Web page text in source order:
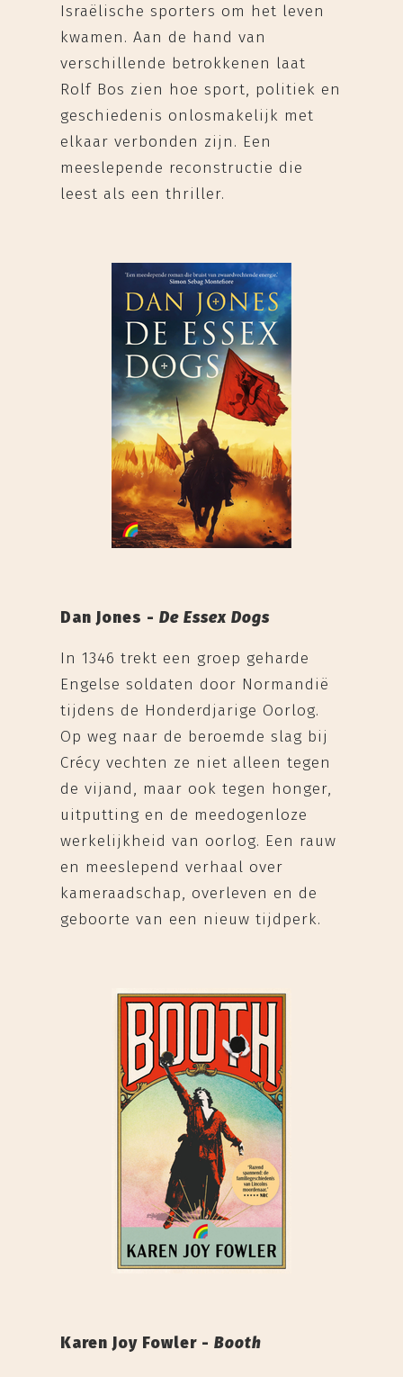
Israëlische sporters om het leven
kwamen. Aan de hand van
verschillende betrokkenen laat
Rolf Bos zien hoe sport, politiek en
geschiedenis onlosmakelijk met
elkaar verbonden zijn. Een
meeslepende reconstructie die
leest als een thriller.
Dan Jones -De Essex Dogs
In 1346 trekt een groep geharde
Engelse soldaten door Normandië
tijdens de Honderdjarige Oorlog.
Op weg naar de beroemde slag bij
Crécy vechten ze niet alleen tegen
de vijand, maar ook tegen honger,
uitputting en de meedogenloze
werkelijkheid van oorlog. Een rauw
en meeslepend verhaal over
kameraadschap, overleven en de
geboorte van een nieuw tijdperk.
Karen Joy Fowler -Booth